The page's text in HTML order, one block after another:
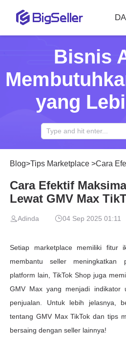
Bisnis
yang
Blog>Tips Marketplace >Cara Efektif
Cara Efektif
Lewat GMV Max
Adinda 04 Sep 2025 01:11